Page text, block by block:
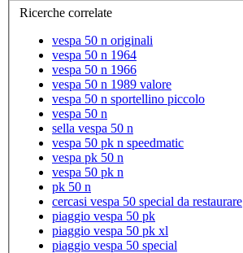
Ricerche correlate
vespa 50 n originali
vespa 50 n 1964
vespa 50 n 1966
vespa 50 n 1989 valore
vespa 50 n sportellino piccolo
vespa 50 n
sella vespa 50 n
vespa 50 pk n speedmatic
vespa pk 50 n
vespa 50 pk n
pk 50 n
cercasi vespa 50 special da restaurare
piaggio vespa 50 pk
piaggio vespa 50 pk xl
piaggio vespa 50 special